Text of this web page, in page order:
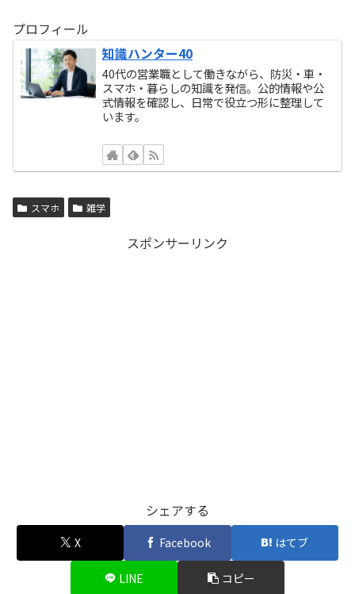
プロフィール
知識ハンター40
40代の営業職として働きながら、防災・車・
スマホ・暮らしの知識を発信。公的情報や公
式情報を確認し、日常で役立つ形に整理して
います。
スマホ 雑学
スポンサーリンク
シェアする
X Facebook はてブ
LINE コピー